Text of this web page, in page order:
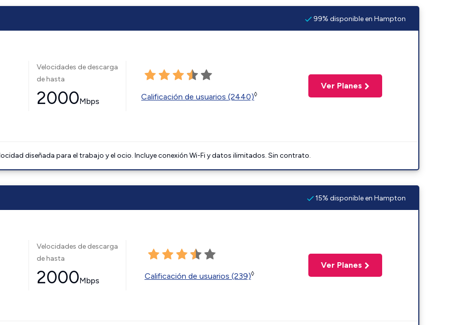
99% disponible en Hampton
Velocidades de descarga
de hasta
2000Mbps Calificación de usuarios (2440)◊
Ver Planes
diseñada para el trabajo y el ocio. Incluye conexión Wi-Fi y datos ilimitados. Sin contrato.
15% disponible en Hampton
Velocidades de descarga
de hasta
2000Mbps Calificación de usuarios (239)◊
Ver Planes